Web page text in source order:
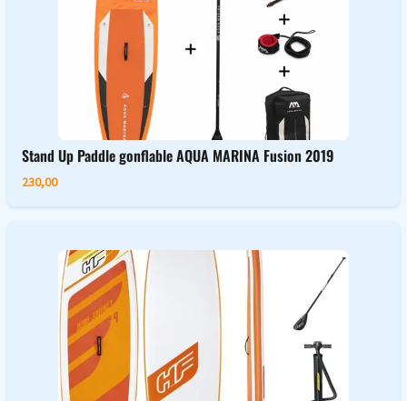
Stand Up Paddle gonflable AQUA MARINA Fusion 2019
230,00